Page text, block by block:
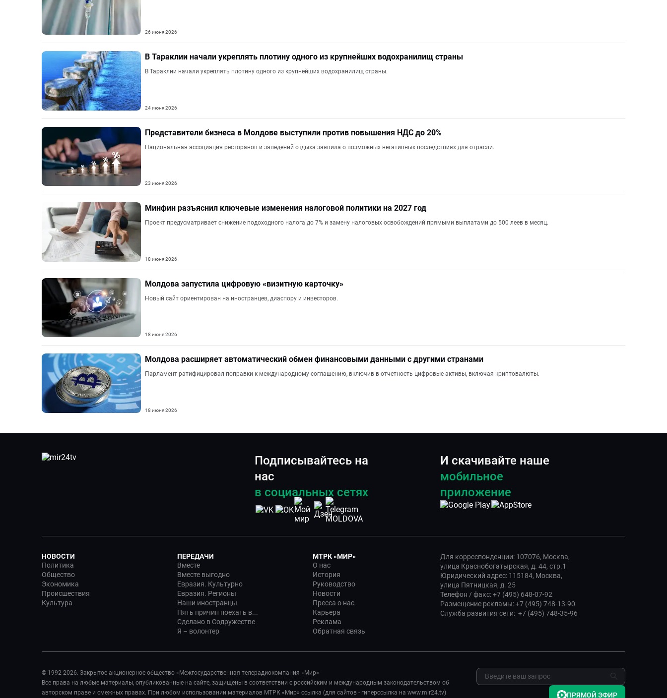
26 июня 2026
В Тараклии начали укреплять плотину одного из крупнейших водохранилищ страны
В Тараклии начали укреплять плотину одного из крупнейших водохранилищ страны.
24 июня 2026
Представители бизнеса в Молдове выступили против повышения НДС до 20%
Национальная ассоциация ресторанов и заведений отдыха заявила о возможных негативных последствиях для отрасли.
23 июня 2026
Минфин разъяснил ключевые изменения налоговой политики на 2027 год
Проект предусматривает снижение подоходного налога до 7% и замену налоговых освобождений прямыми выплатами до 500 леев в месяц.
18 июня 2026
Молдова запустила цифровую «визитную карточку»
Новый сайт ориентирован на иностранцев, диаспору и инвесторов.
18 июня 2026
Молдова расширяет автоматический обмен финансовыми данными с другими странами
Парламент ратифицировал поправки к международному соглашению, включив в отчетность цифровые активы, включая криптовалюты.
18 июня 2026
Подписывайтесь на
нас
в социальных сетях
И скачивайте наше
мобильное
приложение
НОВОСТИ
Политика
Общество
Экономика
Происшествия
Культура
ПЕРЕДАЧИ
Вместе
Вместе выгодно
Евразия. Культурно
Евразия. Регионы
Наши иностранцы
Пять причин поехать в...
Сделано в Содружестве
Я – волонтер
МТРК «МИР»
О нас
История
Руководство
Новости
Пресса о нас
Карьера
Реклама
Обратная связь
Для корреспонденции: 107076, Москва,
улица Краснобогатырская, д. 44, стр.1
Юридический адрес: 115184, Москва,
улица Пятницкая, д. 25
Телефон / факс: +7 (495) 648-07-92
Размещение рекламы: +7 (495) 748-13-90
Служба развития сети: +7 (495) 748-35-96
© 1992-2026. Закрытое акционерное общество «Межгосударственная телерадиокомпания «Мир»
Все права на любые материалы, опубликованные на сайте, защищены в соответствии с российским и международным законодательством об
авторском праве и смежных правах. При любом использовании материалов МТРК «Мир» ссылка (для сайтов - гиперссылка на www.mir24.tv)
ПРЯМОЙ ЭФИР